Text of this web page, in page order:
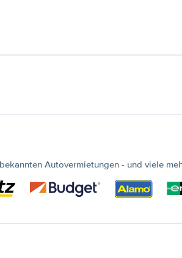
Autovermietungen - und viele